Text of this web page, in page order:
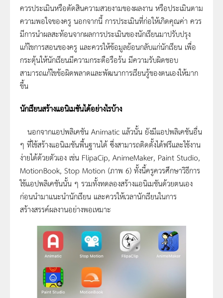
ควรประเมินหรือตัดสินความสวยงามของผลงาน หรือประเมินตาม
ความพอใจของครู นอกจากนี้ การประเมินที่ก่อให้เกิดคุณค่า ควร
มีการนำผลสะท้อนจากผลการประเมินของนักเรียนมาปรับปรุง
แก้ไขการสอนของครู และควรให้ข้อมูลย้อนกลับแก่นักเรียน เพื่อ
กระตุ้นให้นักเรียนมีความกระตือรือร้น มีความรับผิดชอบ
สามารถแก้ไขข้อผิดพลาดและพัฒนาการเรียนรู้ของตนเองให้มาก
ขึ้น
นักเรียนสร้างแอนิเมชันได้อย่างไรบ้าง
นอกจากแอปพลิเคชัน Animatic แล้วนั้น ยังมีแอปพลิเคชันอื่น
ๆ ที่ใช้สร้างแอนิเมชันพื้นฐานได้ ซึ่งสามารถติดตั้งได้ฟรีและใช้งาน
ง่ายได้ด้วยตัวเอง เช่น FlipaCip, AnimeMaker, Paint Studio,
MotionBook, Stop Motion (ภาพ 6) ทั้งนี้ครูควรศึกษาวิธีการ
ใช้แอปพลิเคชันนั้น ๆ รวมทั้งทดลองสร้างแอนิเมชันด้วยตนเอง
ก่อนนำมาแนะนำนักเรียน และควรให้เวลานักเรียนในการ
สร้างสรรค์ผลงานอย่างพอเหมาะ